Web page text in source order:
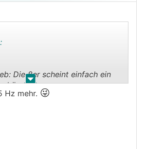
. .
Die 8er scheint einfach ein
können
wird folgendermaßen
softwareseitig limitiert:
Hz mehr. 😜